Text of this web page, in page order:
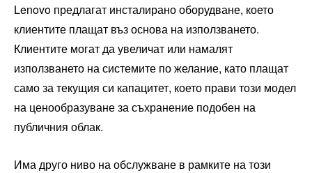
Lenovo предлагат инсталирано оборудване, което
клиентите плащат въз основа на използването.
Клиентите могат да увеличат или намалят
използването на системите по желание, като плащат
само за текущия си капацитет, което прави този модел
на ценообразуване за съхранение подобен на
публичния облак.
Има друго ниво на обслужване в рамките на този